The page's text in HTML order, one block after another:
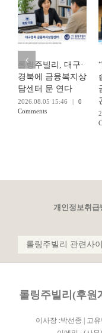
롤링주빌리, 대구·
경북에 금융복지상
담센터 문 연다
2026.08.05 15:46 |
0
Comments
개인정보취급
롤링주빌리(후원
이사장 :박선종 | 고유